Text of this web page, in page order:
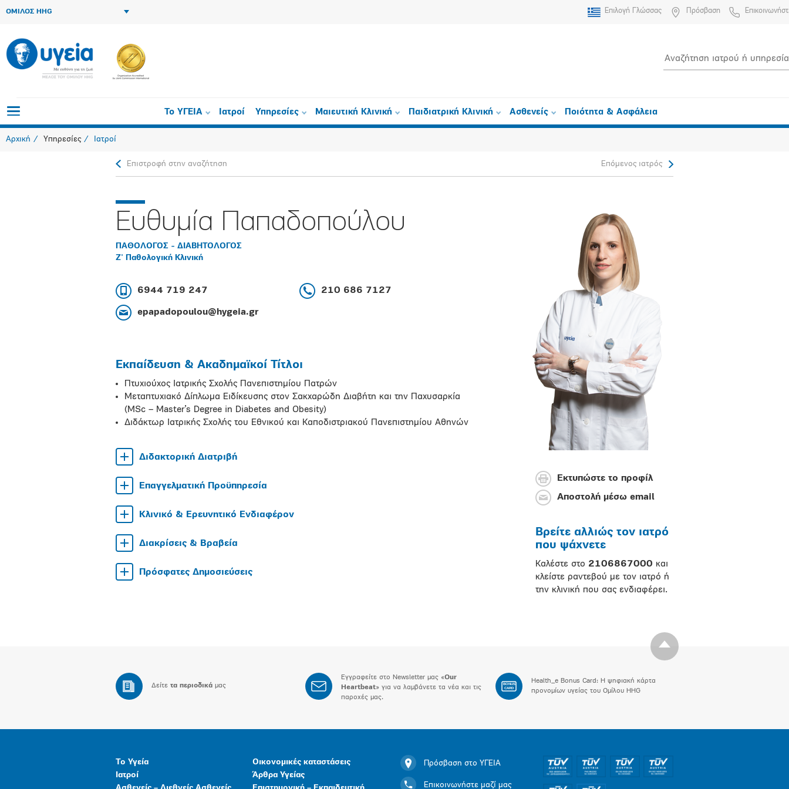
ΟΜΙΛΟΣ HHG Επιλογή Γλώσσας Πρόσβαση
Το ΥΓΕΙΑ Ιατροί Υπηρεσίες Μαιευτική Κλινική Παιδιατρική Κλινική Ασθενείς Ποιότητα & Ασφάλεια
Αρχική Υπηρεσίες Ιατροί
Επιστροφή στην αναζήτηση Επόμενος ιατρός
Ευθυμία Παπαδοπούλου
ΠΑΘΟΛΟΓΟΣ - ΔΙΑΒΗΤΟΛΟΓΟΣ
Ζ' Παθολογική Κλινική
6944 719 247 210 686 7127
epapadopoulou@hygeia.gr
Εκπαίδευση & Ακαδημαϊκοί Τίτλοι
Πτυχιούχος Ιατρικής Σχολής Πανεπιστημίου Πατρών
Μεταπτυχιακό Δίπλωμα Ειδίκευσης στον Σακχαρώδη Διαβήτη και την Παχυσαρκία
(MSc – Master’s Degree in Diabetes and Obesity)
Διδάκτωρ Ιατρικής Σχολής του Εθνικού και Καποδιστριακού Πανεπιστημίου Αθηνών
Διδακτορική Διατριβή
Επαγγελματική Προϋπηρεσία
Κλινικό & Ερευνητικό Ενδιαφέρον
Διακρίσεις & Βραβεία
Πρόσφατες Δημοσιεύσεις
Εκτυπώστε το προφίλ
Αποστολή μέσω email
Βρείτε αλλιώς τον ιατρό
που ψάχνετε
Καλέστε στο 2106867000 και
κλείστε ραντεβού με τον ιατρό ή
την κλινική που σας ενδιαφέρει.
Δείτε τα περιοδικά μας
Εγγραφείτε στο Newsletter μας «Our
Heartbeat» για να λαμβάνετε τα νέα και τις
παροχές μας.
BONUS
CARD
Health_e Bonus Card: H ψηφιακή κάρτα
προνομίων υγείας του Ομίλου HHG
Το Υγεία
Ιατροί
Οικονομικές καταστάσεις
Άρθρα Υγείας
Πρόσβαση στο ΥΓΕΙΑ
Επικοινωνήστε μαζί μας